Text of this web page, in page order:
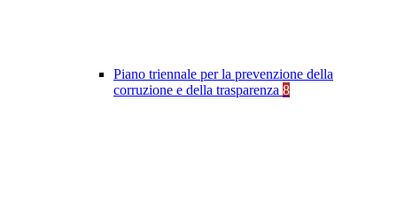
Piano triennale per la prevenzione della
corruzione e della trasparenza 8